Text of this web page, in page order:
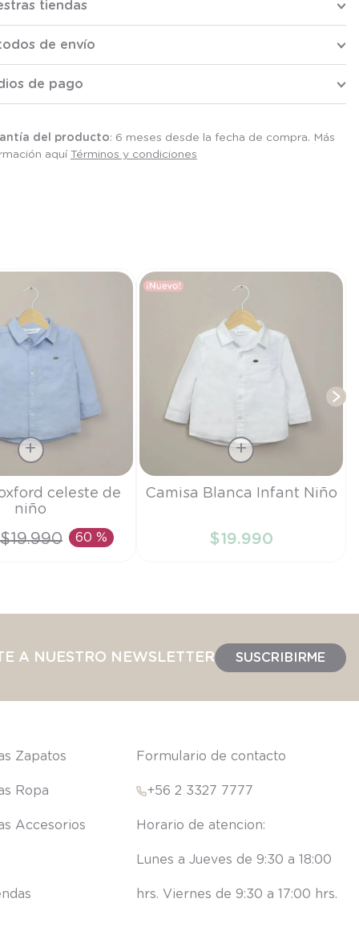
tiendas
de envío
de pago
del producto: 6 meses desde la fecha de compra. Más
aquí Términos y condiciones
AL CARRITO
celeste de
niño
$19.990 60 %
Talla
AÑADIR AL CARRITO
Camisa Blanca Infant Niño
$19.990
A NUESTRO NEWSLETTER SUSCRIBIRME
Zapatos
Ropa
Accesorios
Formulario de contacto
+56 2 3327 7777
Lunes a Jueves de 9:30 a 18:00
hrs. Viernes de 9:30 a 17:00 hrs.